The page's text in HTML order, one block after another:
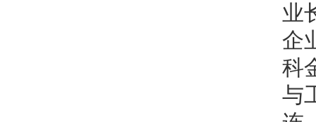
业
企
科
与